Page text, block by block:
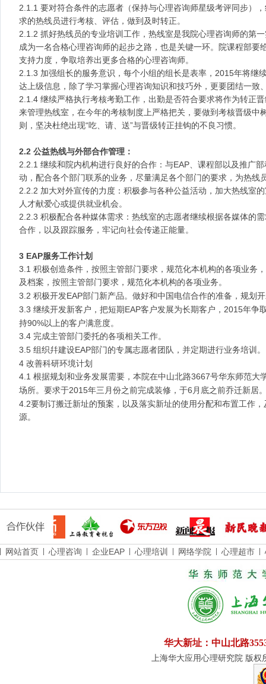
2.1.1 要对符合条件的志愿者（保持与心理咨询师星级考评同步）
求的热线员进行考核、评估，做到及时转正。
2.1.2 抓好热线员的专业培训工作，热线室是我院心理咨询师的第
成为一名合格心理咨询师的起步之路，也是关键一环。院课程部要
支持力度，争取培养出更多合格的心理咨询师。
2.1.3 加强组长的服务意识，每个小组的组长是表率，2015年将继
达上级信息，除了学习掌握心理咨询知识和技巧外，更要团结一致
2.1.4 继续严格执行考核考勤工作，出勤是否符合要求将作为转正
来管理热线室，在今年的考核制度上严格把关，要做到考核晋级中
则，坚决杜绝出现“吃、请、送”与晋级转正挂钩的不良习惯。
2.2 公益热线与外部合作管理：
2.2.1 继续和院内机构进行良好的合作：与EAP、课程部以及推广
动，配合各个部门联系的业务，尽量满足各个部门的要求，为热线
2.2.2 加大对外宣传的力度：积极参与各种公益活动，加大热线室
人才献爱心或提供就业机会。
2.2.3 积极配合各种媒体需求：热线室的志愿者继续根据各媒体的
合作，以及跟踪服务，牢记向社会传递正能量。
3 EAP服务工作计划
3.1 积极创造条件，按照主管部门要求，规范化本机构的各项业务
及档案，按照主管部门要求，规范化本机构的各项业务。
3.2 积极开发EAP部门新产品。 做好和中国电信合作的准备 ， 规划
3.3 继续开发新客户， 把短期 EAP客户发展为长期客户 ， 2015年争
持90%以上的客户满意度。
3.4 完成主管部门委托的各项相关工作。
3.5 组织幷建设EAP部门的专属志愿者团队，并定期进行业务培训。
4 改善科研环境计划
4.1 根据规划和业务发展需要， 本 院在中山北路3667号华东师范大
场所。 要求于2015年三月份之前完成装修，于6月底之前乔迁新居
4.2要制订搬迁新址的预案，以及落实新址的使用分配和布置工作
源。
网站首页 心理咨询 企业EAP 心理培训 网络学院 心理超市
华大新址：中山北路
上海华大应用心理研究院 版